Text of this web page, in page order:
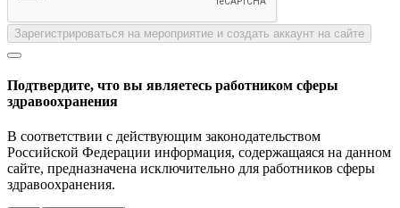
Зарегистрироваться на мероприятие и создать аккаунт на сайте
Подтвердите, что вы являетесь работником сферы
здравоохранения
В соответствии с действующим законодательством
Российской Федерации информация, содержащаяся на данном
сайте, предназначена исключительно для работников сферы
здравоохранения.